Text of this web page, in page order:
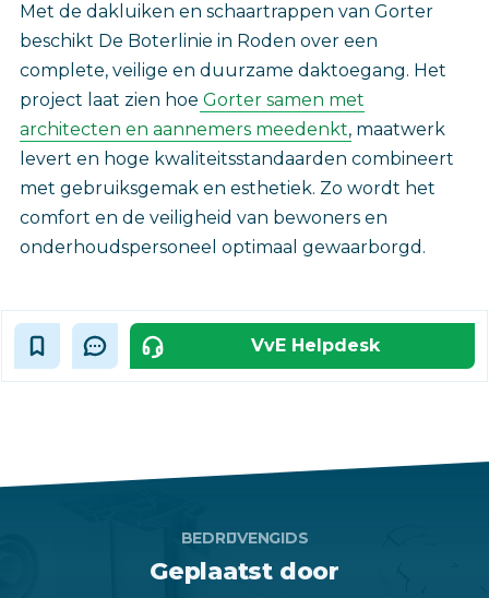
Met de dakluiken en schaartrappen van Gorter
beschikt De Boterlinie in Roden over een
complete, veilige en duurzame daktoegang. Het
project laat zien hoe Gorter samen met
architecten en aannemers meedenkt, maatwerk
levert en hoge kwaliteitsstandaarden combineert
met gebruiksgemak en esthetiek. Zo wordt het
comfort en de veiligheid van bewoners en
onderhoudspersoneel optimaal gewaarborgd.‎
VvE Helpdesk
BEDRIJVENGIDS
Geplaatst door